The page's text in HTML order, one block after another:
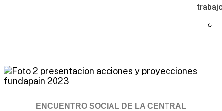
ENCUENTRO SOCIAL DE LA CENTRAL